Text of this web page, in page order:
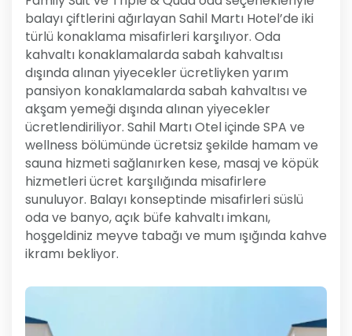
balayı çiftlerini ağırlayan Sahil Martı Hotel’de iki
türlü konaklama misafirleri karşılıyor. Oda
kahvaltı konaklamalarda sabah kahvaltısı
dışında alınan yiyecekler ücretliyken yarım
pansiyon konaklamalarda sabah kahvaltısı ve
akşam yemeği dışında alınan yiyecekler
ücretlendiriliyor. Sahil Martı Otel içinde SPA ve
wellness bölümünde ücretsiz şekilde hamam ve
sauna hizmeti sağlanırken kese, masaj ve köpük
hizmetleri ücret karşılığında misafirlere
sunuluyor. Balayı konseptinde misafirleri süslü
oda ve banyo, açık büfe kahvaltı imkanı,
hoşgeldiniz meyve tabağı ve mum ışığında kahve
ikramı bekliyor.